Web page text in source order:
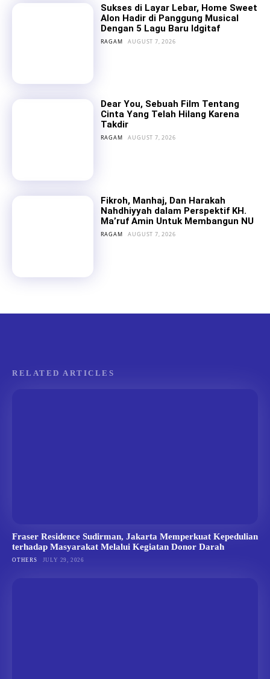
Sukses di Layar Lebar, Home Sweet
Alon Hadir di Panggung Musical
Dengan 5 Lagu Baru Idgitaf
RAGAM AUGUST 7, 2026
Dear You, Sebuah Film Tentang
Cinta Yang Telah Hilang Karena
Takdir
RAGAM AUGUST 7, 2026
Fikroh, Manhaj, Dan Harakah
Nahdhiyyah dalam Perspektif KH.
Ma’ruf Amin Untuk Membangun NU
RAGAM AUGUST 7, 2026
RELATED ARTICLES
Fraser Residence Sudirman, Jakarta Memperkuat Kepedulian
terhadap Masyarakat Melalui Kegiatan Donor Darah
OTHERS JULY 29, 2026